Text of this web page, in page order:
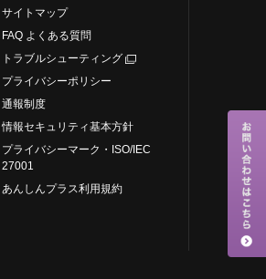
サイトマップ
FAQ よくある質問
トラブルシューティング
プライバシーポリシー
通報制度
情報セキュリティ基本方針
プライバシーマーク・ISO/IEC
27001
あんしんプラス利用規約